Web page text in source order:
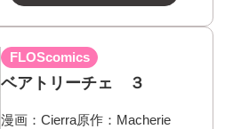
FLOScomics
ベアトリーチェ ３
漫画： Cierra原作： Macherie